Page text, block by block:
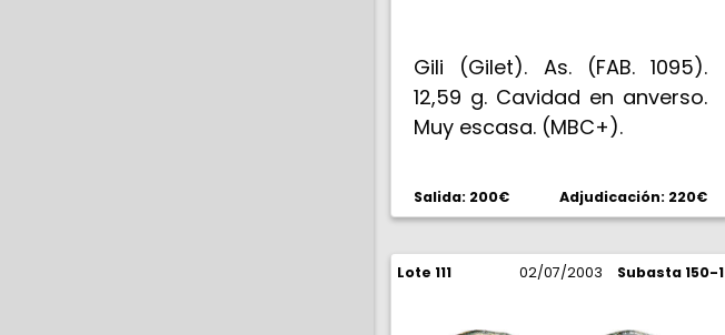
Gili (Gilet). As. (FAB. 1095).
12,59 g. Cavidad en anverso.
Muy escasa. (MBC+).
Salida: 200€ Adjudicación: 220€
Lote 111 02/07/2003 Subasta 150-1